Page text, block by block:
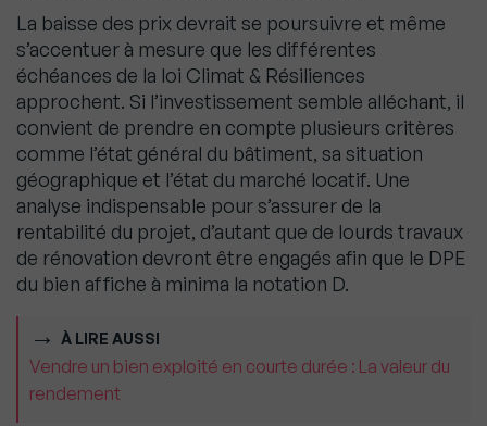
La baisse des prix devrait se poursuivre et même
s’accentuer à mesure que les différentes
échéances de la loi Climat & Résiliences
approchent. Si l’investissement semble alléchant, il
convient de prendre en compte plusieurs critères
comme l’état général du bâtiment, sa situation
géographique et l’état du marché locatif. Une
analyse indispensable pour s’assurer de la
rentabilité du projet, d’autant que de lourds travaux
de rénovation devront être engagés afin que le DPE
du bien affiche à minima la notation D.
À LIRE AUSSI
Vendre un bien exploité en courte durée : La valeur du
rendement